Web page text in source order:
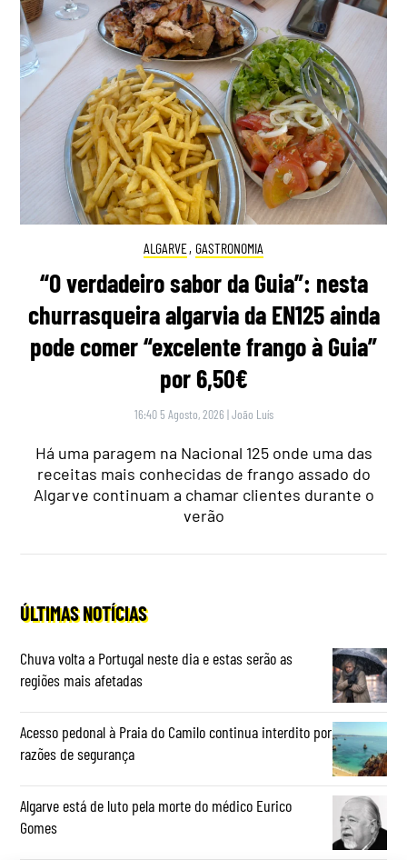
ALGARVE, GASTRONOMIA
“O verdadeiro sabor da Guia”: nesta
churrasqueira algarvia da EN125 ainda
pode comer “excelente frango à Guia”
por 6,50€
16:40 5 Agosto, 2026 |João Luís
Há uma paragem na Nacional 125 onde uma das
receitas mais conhecidas de frango assado do
Algarve continuam a chamar clientes durante o
verão
ÚLTIMAS NOTÍCIAS
Chuva volta a Portugal neste dia e estas serão as
regiões mais afetadas
Acesso pedonal à Praia do Camilo continua interdito por
razões de segurança
Algarve está de luto pela morte do médico Eurico
Gomes